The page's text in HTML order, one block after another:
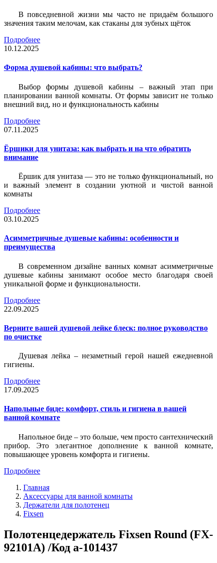
В повседневной жизни мы часто не придаём большого
значения таким мелочам, как стаканы для зубных щёток
Подробнее
10.12.2025
Форма душевой кабины: что выбрать?
Выбор формы душевой кабины – важный этап при
планировании ванной комнаты. От формы зависит не только
внешний вид, но и функциональность кабины
Подробнее
07.11.2025
Ёршики для унитаза: как выбрать и на что обратить
внимание
Ёршик для унитаза — это не только функциональный, но
и важный элемент в создании уютной и чистой ванной
комнаты
Подробнее
03.10.2025
Асимметричные душевые кабины: особенности и
преимущества
В современном дизайне ванных комнат асимметричные
душевые кабины занимают особое место благодаря своей
уникальной форме и функциональности.
Подробнее
22.09.2025
Верните вашей душевой лейке блеск: полное руководство
по очистке
Душевая лейка – незаметный герой нашей ежедневной
гигиены.
Подробнее
17.09.2025
Напольные биде: комфорт, стиль и гигиена в вашей
ванной комнате
Напольное биде – это больше, чем просто сантехнический
прибор. Это элегантное дополнение к ванной комнате,
повышающее уровень комфорта и гигиены.
Подробнее
Главная
Аксессуары для ванной комнаты
Держатели для полотенец
Fixsen
Полотенцедержатель Fixsen Round (FX-
92101A) /Код a-101437